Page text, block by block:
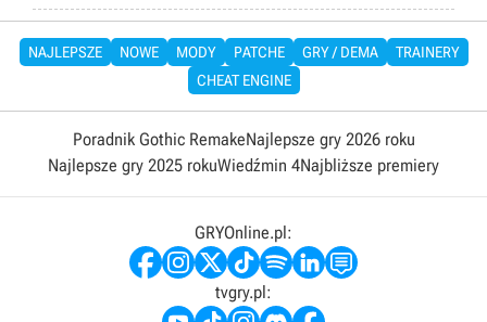
NAJLEPSZE NOWE MODY PATCHE GRY / DEMA
TRAINERY
CHEAT ENGINE
Poradnik Gothic RemakeNajlepsze gry 2026 roku
Najlepsze gry 2025 rokuWiedźmin 4Najbliższe premiery
GRYOnline.pl:
tvgry.pl: